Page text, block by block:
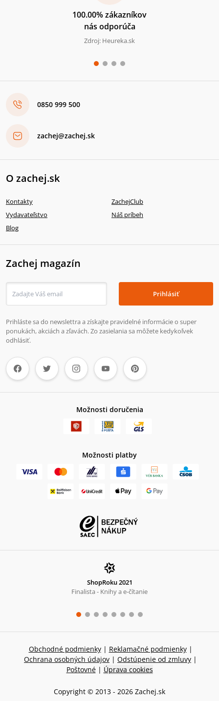
100.00% zákazníkov
nás odporúča
Zdroj: Heureka.sk
0850 999 500
zachej@zachej.sk
O zachej.sk
Kontakty
ZachejClub
Vydavateľstvo
Náš príbeh
Blog
Zachej magazín
Prihlásiť
Prihláste sa do newslettra a získajte pravidelné informácie o super
ponukách, akciách a zľavách. Zo zasielania sa môžete kedykoľvek
odhlásiť.
Možnosti doručenia
Možnosti platby
ShopRoku 2021
Finalista - Knihy a e-čítanie
Obchodné podmienky | Reklamačné podmienky |
Ochrana osobných údajov | Odstúpenie od zmluvy |
Poštovné | Úprava cookies
Copyright © 2013 - 2026 Zachej.sk